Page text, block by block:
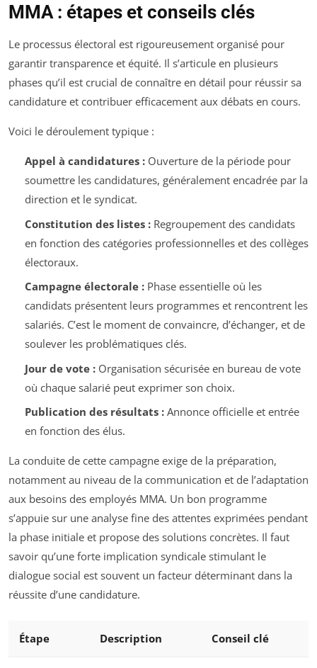
MMA : étapes et conseils clés
Le processus électoral est rigoureusement organisé pour
garantir transparence et équité. Il s’articule en plusieurs
phases qu’il est crucial de connaître en détail pour réussir sa
candidature et contribuer efficacement aux débats en cours.
Voici le déroulement typique :
Appel à candidatures :Ouverture de la période pour
soumettre les candidatures, généralement encadrée par la
direction et le syndicat.
Constitution des listes :Regroupement des candidats
en fonction des catégories professionnelles et des collèges
électoraux.
Campagne électorale :Phase essentielle où les
candidats présentent leurs programmes et rencontrent les
salariés. C’est le moment de convaincre, d’échanger, et de
soulever les problématiques clés.
Jour de vote :Organisation sécurisée en bureau de vote
où chaque salarié peut exprimer son choix.
Publication des résultats :Annonce officielle et entrée
en fonction des élus.
La conduite de cette campagne exige de la préparation,
notamment au niveau de la communication et de l’adaptation
aux besoins des employés MMA. Un bon programme
s’appuie sur une analyse fine des attentes exprimées pendant
la phase initiale et propose des solutions concrètes. Il faut
savoir qu’une forte implication syndicale stimulant le
dialogue social est souvent un facteur déterminant dans la
réussite d’une candidature.
Étape Description Conseil clé